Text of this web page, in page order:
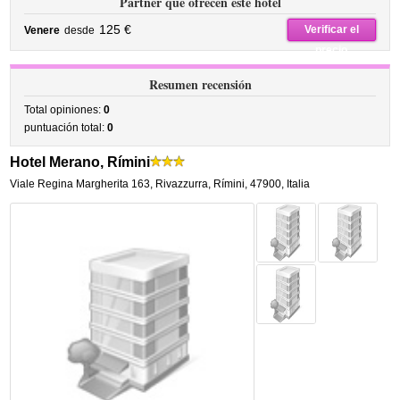
Venere desde 125 €
Verificar el
precio
Resumen recensión
Total opiniones:0
puntuación total:0
Hotel Merano, Rímini
Viale Regina Margherita 163, Rivazzurra, Rímini,47900, Italia